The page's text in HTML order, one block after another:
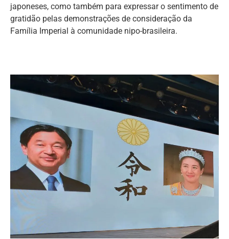
japoneses, como também para expressar o sentimento de
gratidão pelas demonstrações de consideração da
Família Imperial à comunidade nipo-brasileira.